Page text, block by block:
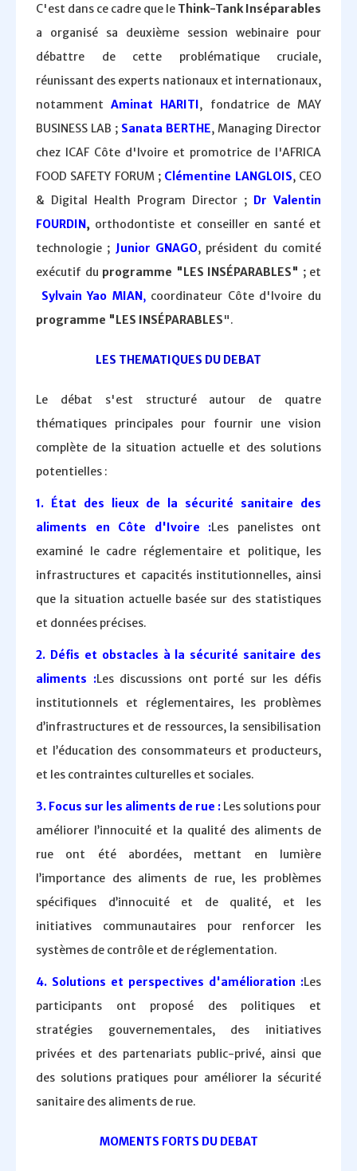
C'est dans ce cadre que le Think-Tank Inséparables
a organisé sa deuxième session webinaire pour
débattre de cette problématique cruciale,
réunissant des experts nationaux et internationaux,
notamment Aminat HARITI, fondatrice de MAY
BUSINESS LAB ; Sanata BERTHE, Managing Director
chez ICAF Côte d'Ivoire et promotrice de l'AFRICA
FOOD SAFETY FORUM ; Clémentine LANGLOIS, CEO
& Digital Health Program Director ; Dr Valentin
FOURDIN, orthodontiste et conseiller en santé et
technologie ; Junior GNAGO, président du comité
exécutif du programme "LES INSÉPARABLES" ; et
Sylvain Yao MIAN,coordinateur Côte d'Ivoire du
programme "LES INSÉPARABLES".
LES THEMATIQUES DU DEBAT
Le débat s'est structuré autour de quatre
thématiques principales pour fournir une vision
complète de la situation actuelle et des solutions
potentielles :
1. État des lieux de la sécurité sanitaire des
aliments en Côte d'Ivoire :Les panelistes ont
examiné le cadre réglementaire et politique, les
infrastructures et capacités institutionnelles, ainsi
que la situation actuelle basée sur des statistiques
et données précises.
2. Défis et obstacles à la sécurité sanitaire des
aliments :Les discussions ont porté sur les défis
institutionnels et réglementaires, les problèmes
d’infrastructures et de ressources, la sensibilisation
et l’éducation des consommateurs et producteurs,
et les contraintes culturelles et sociales.
3. Focus sur les aliments de rue : Les solutions pour
améliorer l’innocuité et la qualité des aliments de
rue ont été abordées, mettant en lumière
l’importance des aliments de rue, les problèmes
spécifiques d’innocuité et de qualité, et les
initiatives communautaires pour renforcer les
systèmes de contrôle et de réglementation.
4. Solutions et perspectives d'amélioration :Les
participants ont proposé des politiques et
stratégies gouvernementales, des initiatives
privées et des partenariats public-privé, ainsi que
des solutions pratiques pour améliorer la sécurité
sanitaire des aliments de rue.
MOMENTS FORTS DU DEBAT